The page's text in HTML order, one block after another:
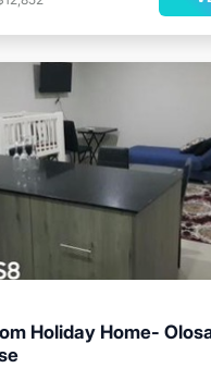
Holiday Home-